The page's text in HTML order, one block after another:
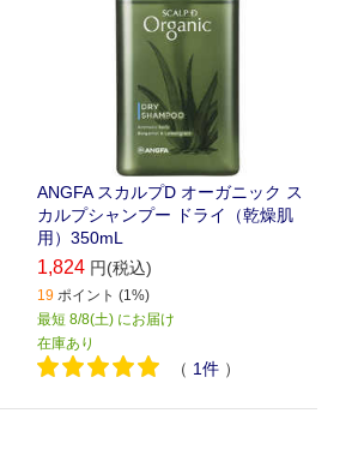
ANGFA スカルプD オーガニック ス
カルプシャンプー ドライ（乾燥肌
用）350mL
1,824 円(税込)
19 ポイント (1%)
最短 8/8(土) にお届け
在庫あり
（ 1件 ）